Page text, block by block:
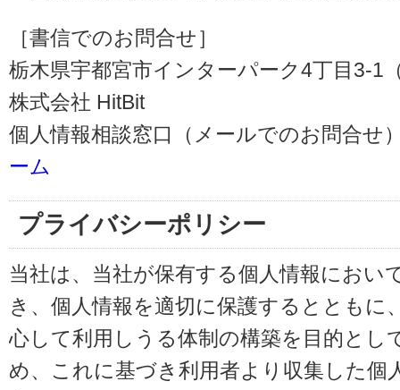
［書信でのお問合せ］
栃木県宇都宮市インターパーク4丁目3-1
株式会社 HitBit
個人情報相談窓口（メールでのお問合せ
ーム
プライバシーポリシー
当社は、当社が保有する個人情報におい
き、個人情報を適切に保護するとともに
心して利用しうる体制の構築を目的とし
め、これに基づき利用者より収集した個